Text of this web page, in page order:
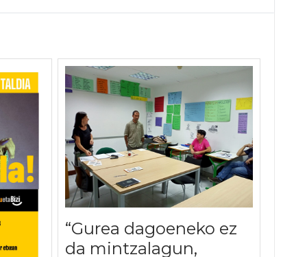
“Gurea dagoeneko ez
da mintzalagun,